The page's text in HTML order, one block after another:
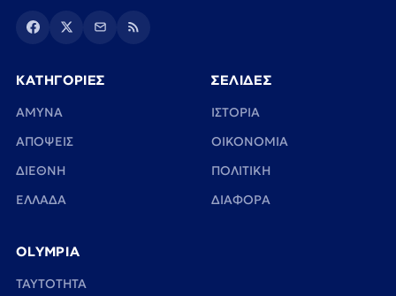
ΚΑΤΗΓΟΡΙΕΣ
ΑΜΥΝΑ
ΑΠΟΨΕΙΣ
ΔΙΕΘΝΗ
ΕΛΛΑΔΑ
ΣΕΛΙΔΕΣ
ΙΣΤΟΡΙΑ
ΟΙΚΟΝΟΜΙΑ
ΠΟΛΙΤΙΚΗ
ΔΙΑΦΟΡΑ
OLYMPIA
TAYTOTHTA